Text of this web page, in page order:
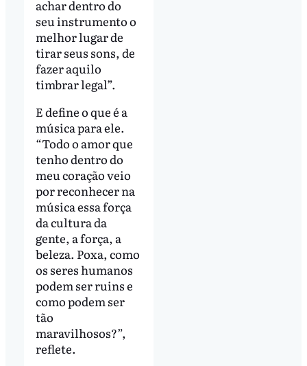
achar dentro do
seu instrumento o
melhor lugar de
tirar seus sons, de
fazer aquilo
timbrar legal”.
E define o que é a
música para ele.
“Todo o amor que
tenho dentro do
meu coração veio
por reconhecer na
música essa força
da cultura da
gente, a força, a
beleza. Poxa, como
os seres humanos
podem ser ruins e
como podem ser
tão
maravilhosos?”,
reflete.